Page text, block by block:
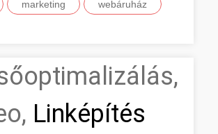
marketing webáruház
Linképítés